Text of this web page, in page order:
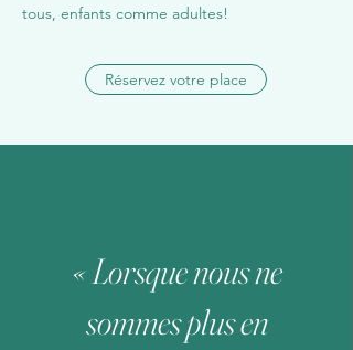
tous, enfants comme adultes!
Réservez votre place
« Lorsque nous ne
sommes plus en